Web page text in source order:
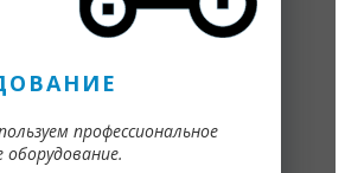
профессиональное
оборудование.